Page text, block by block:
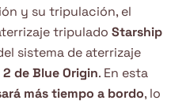
y su tripulación, el
tripulado Starship
sistema de aterrizaje
de Blue Origin. En esta
más tiempo a bordo, lo